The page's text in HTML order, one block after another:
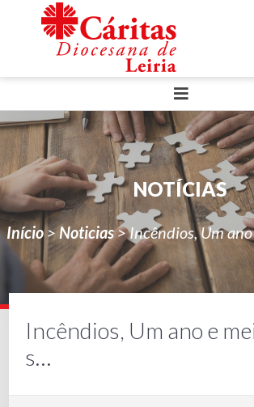
NOTÍCIAS
Início>Noticias>Incêndios, Um
Incêndios, Um ano e
s…